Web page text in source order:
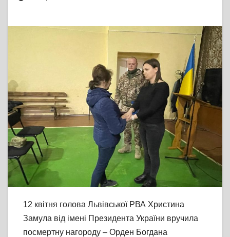
12 квітня голова Львівської РВА Христина
Замула від імені Президента України вручила
посмертну нагороду – Орден Богдана